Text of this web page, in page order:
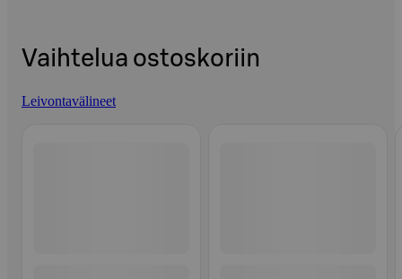
Vaihtelua ostoskoriin
Leivontavälineet